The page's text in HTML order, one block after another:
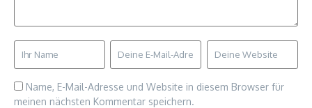
Name, E-Mail-Adresse und Website in diesem Browser für
meinen nächsten Kommentar speichern.